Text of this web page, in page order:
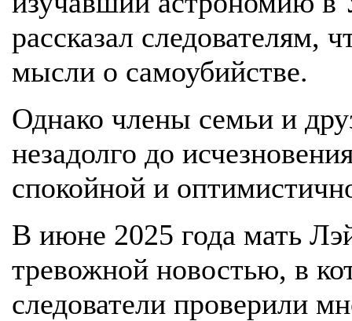
рассказал следователям,
мысли о самоубийстве.
Однако члены семьи и
незадолго до
спокойной и
В июне 2025 года мать
тревожной новостью, в
следователи проверили